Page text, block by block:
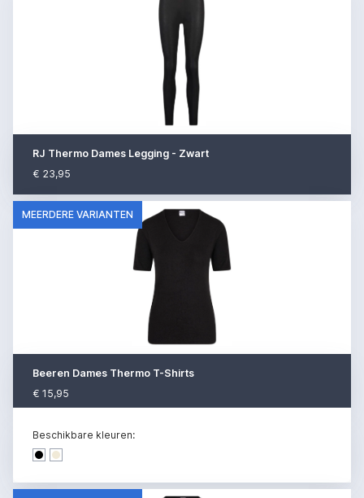
RJ Thermo Dames Legging - Zwart
€ 23,95
MEERDERE VARIANTEN
Beeren Dames Thermo T-Shirts
€ 15,95
Beschikbare kleuren:
Dark denim
Dark denim